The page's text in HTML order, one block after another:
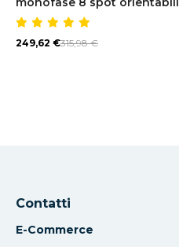
249,62 €315,98 €
Contatti
E-Commerce